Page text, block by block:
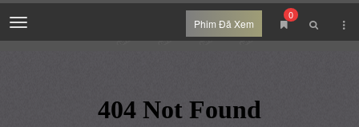
Menu
0
Phim Đã Xem